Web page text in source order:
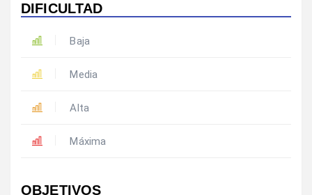
DIFICULTAD
Baja
Media
Alta
Máxima
OBJETIVOS